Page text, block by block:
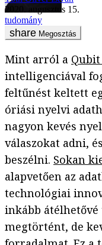
2020. augusztus 15.
tudomány
Megosztás
Mint arról a
intelligenciával
feltűnést keltett
óriási nyelvi
nagyon kevés
válaszokat adni,
beszélni. Sokan
alapvetően az
technológiai
inkább
megtörtént, de